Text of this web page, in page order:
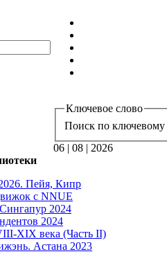
Ключевое слово
Поиск по ключевому
06 | 08 | 2026
Пейя, Кипр
с NNUE
2024
2024
XIX века (Часть II)
Астана 2023